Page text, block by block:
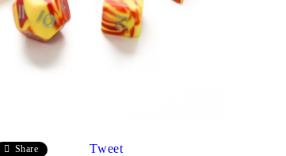
Вход
Share Tweet